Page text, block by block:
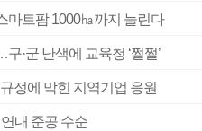
마트팜 1000㏊까지 늘린다
·군 난색에 교육청 ‘쩔쩔’
정에 막힌 지역기업 응원
내 준공 수순